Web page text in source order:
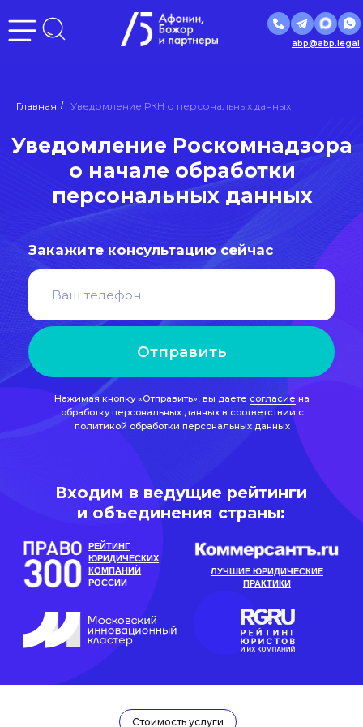
abp@abp.legal
Главная / Уведомление РКН о персональных данных
Уведомление Роскомнадзора
персональных данных
Закажите консультацию сейчас
Отправить
обработку персональных данных в соответствии с
обработки персональных данных
Входим в ведущие рейтинги
ЮРИДИЧЕСКИХ
КОМПАНИЙ
РОССИИ
ПРАКТИКИ
Cтоимость услуги